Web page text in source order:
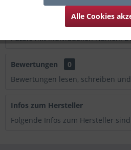
Eine tolle Deko-Idee zu
Puzzle mit individuellen Namen.
Bewertungen
0
Bewertungen lesen, schreiben
Infos zum Hersteller
Folgende Infos zum Hersteller
Alle Cookies